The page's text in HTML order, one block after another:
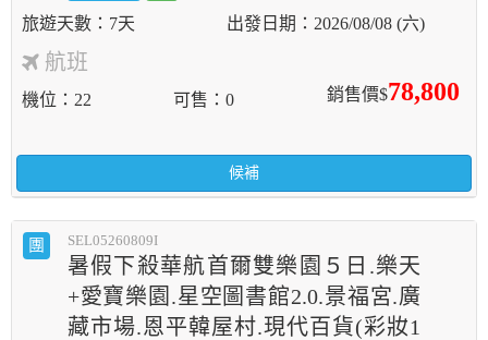
7天 2026/08/08 (六)
航班
銷售價$78,800
機位 22 可售 0
候補
團 SEL05260809I
暑假下殺華航首爾雙樂園５日.樂天
+愛寶樂園.星空圖書館2.0.景福宮.廣
藏市場.恩平韓屋村.現代百貨(彩妝1